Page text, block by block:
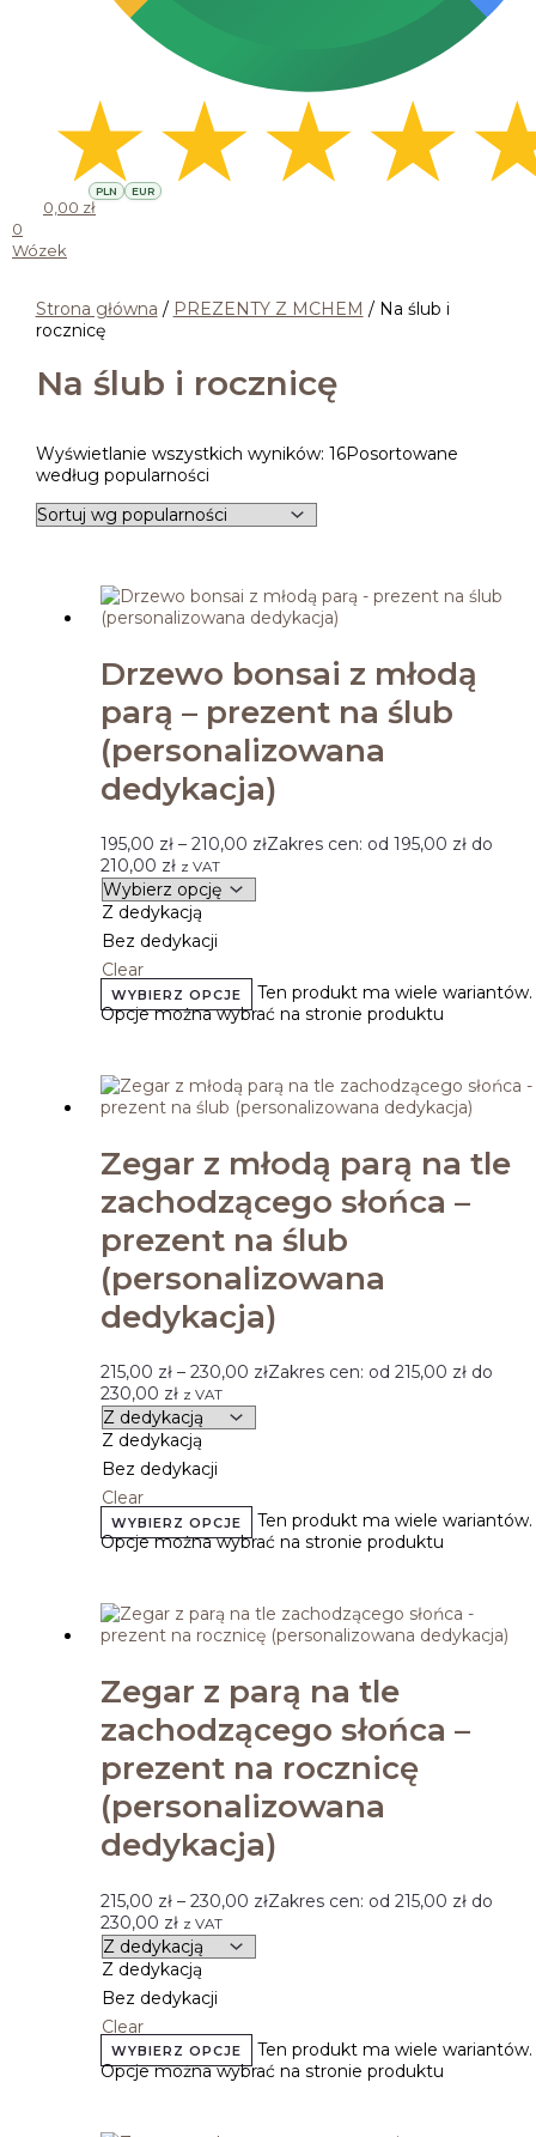
PLN EUR
0,00 zł
0
Wózek
Strona główna / PREZENTY Z MCHEM / Na ślub i
rocznicę
Na ślub i rocznicę
Wyświetlanie wszystkich wyników: 16Posortowane
według popularności
Drzewo bonsai z młodą
parą – prezent na ślub
(personalizowana
dedykacja)
195,00 zł – 210,00 złZakres cen: od 195,00 zł do
210,00 zł z VAT
Z dedykacją
Bez dedykacji
Clear
WYBIERZ OPCJE
Ten produkt ma wiele wariantów.
Opcje można wybrać na stronie produktu
Zegar z młodą parą na tle
zachodzącego słońca –
prezent na ślub
(personalizowana
dedykacja)
215,00 zł – 230,00 złZakres cen: od 215,00 zł do
230,00 zł z VAT
Z dedykacją
Bez dedykacji
Clear
WYBIERZ OPCJE
Ten produkt ma wiele wariantów.
Opcje można wybrać na stronie produktu
Zegar z parą na tle
zachodzącego słońca –
prezent na rocznicę
(personalizowana
dedykacja)
215,00 zł – 230,00 złZakres cen: od 215,00 zł do
230,00 zł z VAT
Z dedykacją
Bez dedykacji
Clear
WYBIERZ OPCJE
Ten produkt ma wiele wariantów.
Opcje można wybrać na stronie produktu